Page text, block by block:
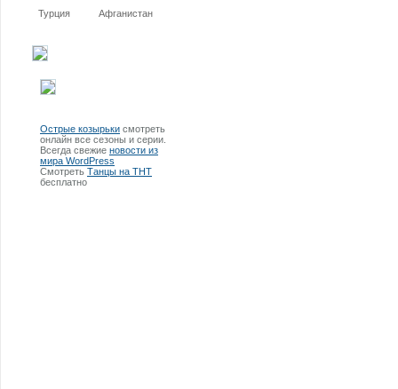
Турция Афганистан
Острые козырьки смотреть
онлайн все сезоны и серии.
Всегда свежие новости из
мира WordPress
Смотреть Танцы на ТНТ
бесплатно